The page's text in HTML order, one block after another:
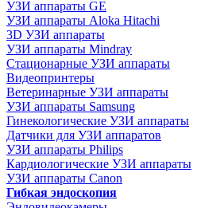
УЗИ аппараты GE
УЗИ аппараты Aloka Hitachi
3D УЗИ аппараты
УЗИ аппараты Mindray
Стационарные УЗИ аппараты
Видеопринтеры
Ветеринарные УЗИ аппараты
УЗИ аппараты Samsung
Гинекологические УЗИ аппараты
Датчики для УЗИ аппаратов
УЗИ аппараты Philips
Кардиологические УЗИ аппараты
УЗИ аппараты Canon
Гибкая эндоскопия